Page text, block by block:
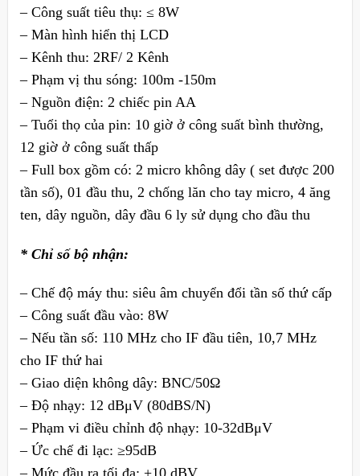
– Công suất tiêu thụ: ≤ 8W
– Màn hình hiển thị LCD
– Kênh thu: 2RF/ 2 Kênh
– Phạm vị thu sóng: 100m -150m
– Nguồn điện: 2 chiếc pin AA
– Tuổi thọ của pin: 10 giờ ở công suất bình thường,
12 giờ ở công suất thấp
– Full box gồm có: 2 micro không dây ( set được 200
tần số), 01 đầu thu, 2 chống lăn cho tay micro, 4 ăng
ten, dây nguồn, dây đầu 6 ly sử dụng cho đầu thu
* Chỉ số bộ nhận:
– Chế độ máy thu: siêu âm chuyển đổi tần số thứ cấp
– Công suất đầu vào: 8W
– Nếu tần số: 110 MHz cho IF đầu tiên, 10,7 MHz
cho IF thứ hai
– Giao diện không dây: BNC/50Ω
– Độ nhạy: 12 dBμV (80dBS/N)
– Phạm vi điều chỉnh độ nhạy: 10-32dBμV
– Ức chế đi lạc: ≥95dB